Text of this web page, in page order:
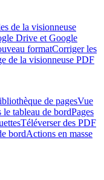
de la visionneuse
Drive et Google
formatCorriger les
de la visionneuse PDF
de pagesVue
le tableau de bordPages
Téléverser des PDF
bordActions en masse